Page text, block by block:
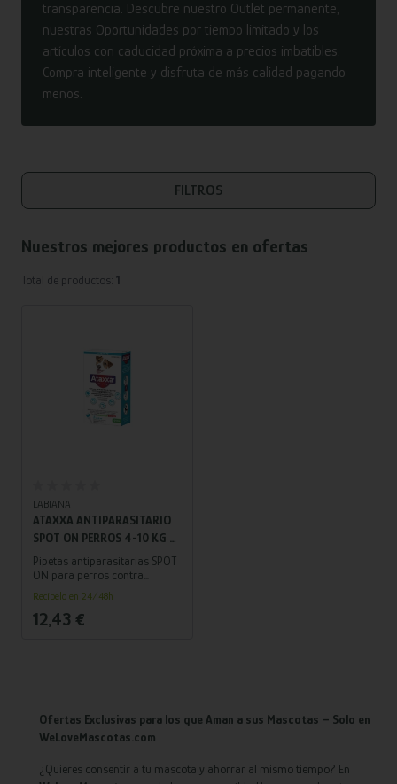
transparencia. Descubre nuestro Outlet permanente,
nuestras Oportunidades por tiempo limitado y los
artículos con caducidad próxima a precios imbatibles.
Compra inteligente y disfruta de más calidad pagando
menos.
FILTROS
Nuestros mejores productos en ofertas
Total de productos: 1
LABIANA
ATAXXA ANTIPARASITARIO
SPOT ON PERROS 4-10 KG –
PIPETAS CONTRA PULGAS,
GARRAPATAS Y MOSQUITO
DE LA LEISHMANIA (3
Pipetas antiparasitarias SPOT
ON para perros contra
pulgas, garrapatas y
mosquito flebótomo que
provoca la leishmania.
Recíbelo en 24/48h
12,43 €
Ofertas Exclusivas para los que Aman a sus Mascotas – Solo en
WeLoveMascotas.com
¿Quieres consentir a tu mascota y ahorrar al mismo tiempo? En